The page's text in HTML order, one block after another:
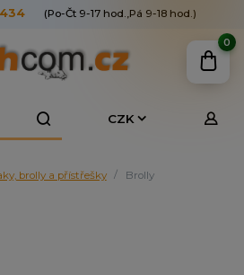
CZK
(Po-Čt 9-17 hod.,Pá 9-18 hod.)
0
brolly a přístřešky Brolly